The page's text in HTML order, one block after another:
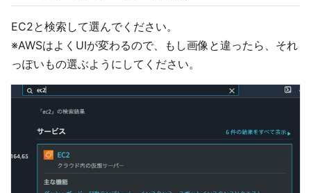
EC2と検索して選んでください。
※AWSはよくUIが変わるので、もし画像と違ったら、それ
っぽいもの選ぶようにしてください。